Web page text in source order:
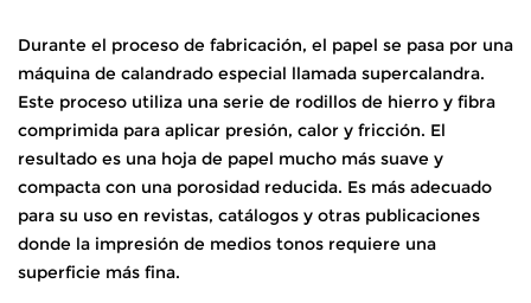
Durante el proceso de fabricación, el papel se pasa por una
máquina de calandrado especial llamada supercalandra.
Este proceso utiliza una serie de rodillos de hierro y fibra
comprimida para aplicar presión, calor y fricción. El
resultado es una hoja de papel mucho más suave y
compacta con una porosidad reducida. Es más adecuado
para su uso en revistas, catálogos y otras publicaciones
donde la impresión de medios tonos requiere una
superficie más fina.